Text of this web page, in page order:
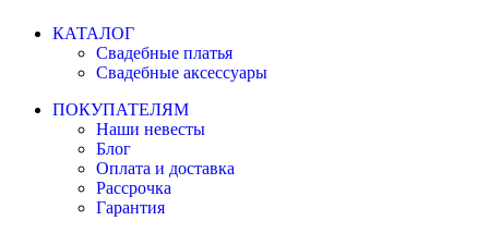
КАТАЛОГ
Свадебные платья
Свадебные аксессуары
ПОКУПАТЕЛЯМ
Наши невесты
Блог
Оплата и доставка
Рассрочка
Гарантия